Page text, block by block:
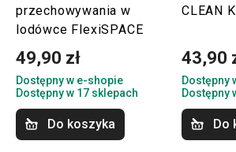
przechowywania w
lodówce FlexiSPACE
49,90 zł
Dostępny w e-shopie
Dostępny w 17 sklepach
Do koszyka
CLEAN
43,90
Dostępny
Dostępny
Do